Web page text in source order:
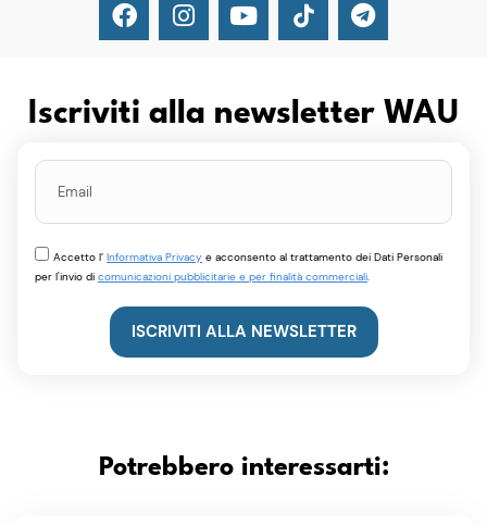
Iscriviti alla newsletter WAU
Accetto l’ Informativa Privacy e acconsento al trattamento dei Dati Personali
per l'invio di comunicazioni pubblicitarie e per finalità commerciali.
ISCRIVITI ALLA NEWSLETTER
Potrebbero interessarti: